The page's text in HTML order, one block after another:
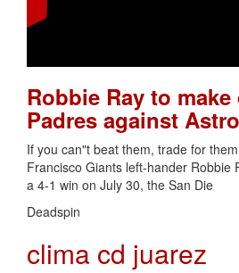
Robbie Ray to
Padres against
If you can"t beat them, trade for
Francisco Giants left-hander Robbie
a 4-1 win on July 30, the San Die
Deadspin
clima cd juarez